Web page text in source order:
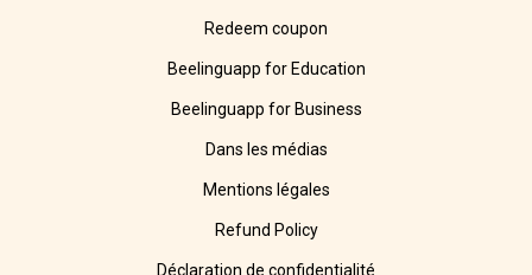
Redeem coupon
Beelinguapp for Education
Beelinguapp for Business
Dans les médias
Mentions légales
Refund Policy
Déclaration de confidentialité